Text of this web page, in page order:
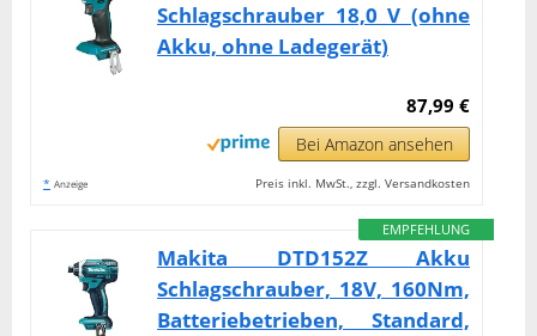
Schlagschrauber 18,0 V (ohne
Akku, ohne Ladegerät)
87,99 €
Bei Amazon ansehen
* Anzeige Preis inkl. MwSt., zzgl. Versandkosten
EMPFEHLUNG
Makita DTD152Z Akku
Schlagschrauber, 18V, 160Nm,
Batteriebetrieben, Standard,